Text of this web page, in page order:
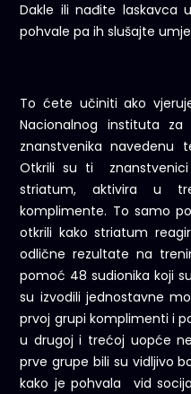
Dakle ili nađite laskavca
pohvale pa ih slušajte
To ćete učiniti ako
Nacionalnog instituta
znanstvenika navedenu
Otkrili su ti
striatum, aktivira u
komplimente. To samo
otkrili kako striatum
odlične rezultate na
pomoć 48 sudionika koji
su izvodili jednostavne
prvoj grupi komplimenti i
u drugoj i trećoj uopće
prve grupe bili su vidljivo
kako je pohvala vid